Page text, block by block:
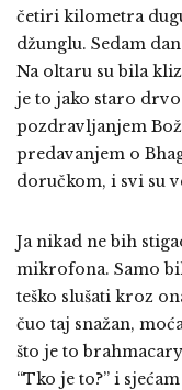
četiri kilometra
džunglu. Sedam
Na oltaru su bila
je to jako staro
pozdravljanjem
predavanjem o
doručkom, i svi su
Ja nikad ne bih
mikrofona. Samo
teško slušati kroz
čuo taj snažan,
što je to
“Tko je to?” i